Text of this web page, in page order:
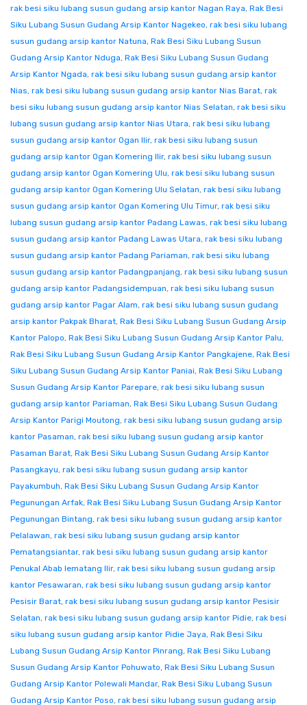
rak besi siku lubang susun gudang arsip kantor Nagan Raya, Rak Besi
Siku Lubang Susun Gudang Arsip Kantor Nagekeo, rak besi siku lubang
susun gudang arsip kantor Natuna, Rak Besi Siku Lubang Susun
Gudang Arsip Kantor Nduga, Rak Besi Siku Lubang Susun Gudang
Arsip Kantor Ngada, rak besi siku lubang susun gudang arsip kantor
Nias, rak besi siku lubang susun gudang arsip kantor Nias Barat, rak
besi siku lubang susun gudang arsip kantor Nias Selatan, rak besi siku
lubang susun gudang arsip kantor Nias Utara, rak besi siku lubang
susun gudang arsip kantor Ogan Ilir, rak besi siku lubang susun
gudang arsip kantor Ogan Komering Ilir, rak besi siku lubang susun
gudang arsip kantor Ogan Komering Ulu, rak besi siku lubang susun
gudang arsip kantor Ogan Komering Ulu Selatan, rak besi siku lubang
susun gudang arsip kantor Ogan Komering Ulu Timur, rak besi siku
lubang susun gudang arsip kantor Padang Lawas, rak besi siku lubang
susun gudang arsip kantor Padang Lawas Utara, rak besi siku lubang
susun gudang arsip kantor Padang Pariaman, rak besi siku lubang
susun gudang arsip kantor Padangpanjang, rak besi siku lubang susun
gudang arsip kantor Padangsidempuan, rak besi siku lubang susun
gudang arsip kantor Pagar Alam, rak besi siku lubang susun gudang
arsip kantor Pakpak Bharat, Rak Besi Siku Lubang Susun Gudang Arsip
Kantor Palopo, Rak Besi Siku Lubang Susun Gudang Arsip Kantor Palu,
Rak Besi Siku Lubang Susun Gudang Arsip Kantor Pangkajene, Rak Besi
Siku Lubang Susun Gudang Arsip Kantor Paniai, Rak Besi Siku Lubang
Susun Gudang Arsip Kantor Parepare, rak besi siku lubang susun
gudang arsip kantor Pariaman, Rak Besi Siku Lubang Susun Gudang
Arsip Kantor Parigi Moutong, rak besi siku lubang susun gudang arsip
kantor Pasaman, rak besi siku lubang susun gudang arsip kantor
Pasaman Barat, Rak Besi Siku Lubang Susun Gudang Arsip Kantor
Pasangkayu, rak besi siku lubang susun gudang arsip kantor
Payakumbuh, Rak Besi Siku Lubang Susun Gudang Arsip Kantor
Pegunungan Arfak, Rak Besi Siku Lubang Susun Gudang Arsip Kantor
Pegunungan Bintang, rak besi siku lubang susun gudang arsip kantor
Pelalawan, rak besi siku lubang susun gudang arsip kantor
Pematangsiantar, rak besi siku lubang susun gudang arsip kantor
Penukal Abab lematang Ilir, rak besi siku lubang susun gudang arsip
kantor Pesawaran, rak besi siku lubang susun gudang arsip kantor
Pesisir Barat, rak besi siku lubang susun gudang arsip kantor Pesisir
Selatan, rak besi siku lubang susun gudang arsip kantor Pidie, rak besi
siku lubang susun gudang arsip kantor Pidie Jaya, Rak Besi Siku
Lubang Susun Gudang Arsip Kantor Pinrang, Rak Besi Siku Lubang
Susun Gudang Arsip Kantor Pohuwato, Rak Besi Siku Lubang Susun
Gudang Arsip Kantor Polewali Mandar, Rak Besi Siku Lubang Susun
Gudang Arsip Kantor Poso, rak besi siku lubang susun gudang arsip